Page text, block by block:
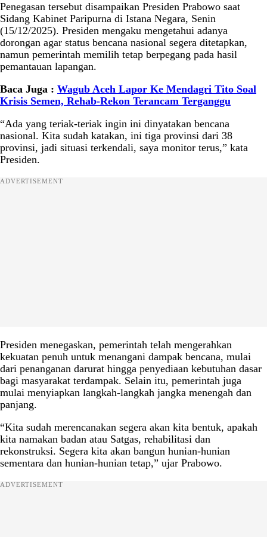
Penegasan tersebut disampaikan Presiden Prabowo saat
Sidang Kabinet Paripurna di Istana Negara, Senin
(15/12/2025). Presiden mengaku mengetahui adanya
dorongan agar status bencana nasional segera ditetapkan,
namun pemerintah memilih tetap berpegang pada hasil
pemantauan lapangan.
Baca Juga : Wagub Aceh Lapor Ke Mendagri Tito Soal
Krisis Semen, Rehab-Rekon Terancam Terganggu
“Ada yang teriak-teriak ingin ini dinyatakan bencana
nasional. Kita sudah katakan, ini tiga provinsi dari 38
provinsi, jadi situasi terkendali, saya monitor terus,” kata
Presiden.
ADVERTISEMENT
Presiden menegaskan, pemerintah telah mengerahkan
kekuatan penuh untuk menangani dampak bencana, mulai
dari penanganan darurat hingga penyediaan kebutuhan dasar
bagi masyarakat terdampak. Selain itu, pemerintah juga
mulai menyiapkan langkah-langkah jangka menengah dan
panjang.
“Kita sudah merencanakan segera akan kita bentuk, apakah
kita namakan badan atau Satgas, rehabilitasi dan
rekonstruksi. Segera kita akan bangun hunian-hunian
sementara dan hunian-hunian tetap,” ujar Prabowo.
ADVERTISEMENT